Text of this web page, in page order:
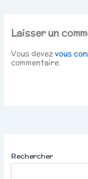
Laisser un
Vous devezvous
commentaire.
Rechercher